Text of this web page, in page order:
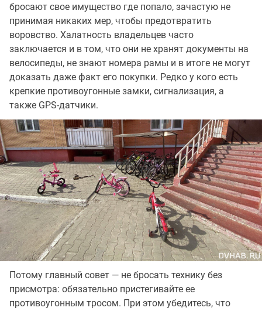
бросают свое имущество где попало, зачастую не
принимая никаких мер, чтобы предотвратить
воровство. Халатность владельцев часто
заключается и в том, что они не хранят документы на
велосипеды, не знают номера рамы и в итоге не могут
доказать даже факт его покупки. Редко у кого есть
крепкие противоугонные замки, сигнализация, а
также GPS-датчики.
Потому главный совет — не бросать технику без
присмотра: обязательно пристегивайте ее
противоугонным тросом. При этом убедитесь, что